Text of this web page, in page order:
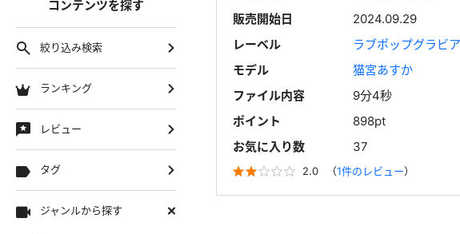
コンテンツを探す
絞り込み検索
ランキング
レビュー
タグ
ジャンルから探す
販売開始日
2024.09.29
レーベル
ラブポップグラビア
モデル
猫宮あすか
ファイル内容
9分4秒
ポイント
898pt
お気に入り数
37
2.0 （1件のレビュー）